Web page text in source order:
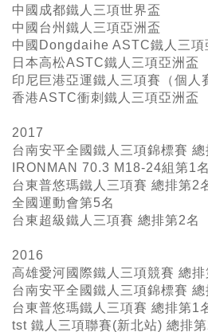
中國成都鐵人三項世界盃
中國台州鐵人三項亞洲盃
中國Dongdaihe ASTC鐵人三項
日本高松ASTC鐵人三項亞洲盃
印尼巨港亞運鐵人三項賽（個人
香港ASTC衝刺鐵人三項亞洲盃
2017
台南安平全國鐵人三項錦標賽 總
IRONMAN 70.3 M18-24組第1名
台東普悠瑪鐵人三項賽 總排第2
全國運動會第5名
台東超級鐵人三項賽 總排第2名
2016
高雄愛河國際鐵人三項競賽 總排
台南安平全國鐵人三項錦標賽 總
台東普悠瑪鐵人三項賽 總排第1
tst 鐵人三項聯賽(新北站) 總排第